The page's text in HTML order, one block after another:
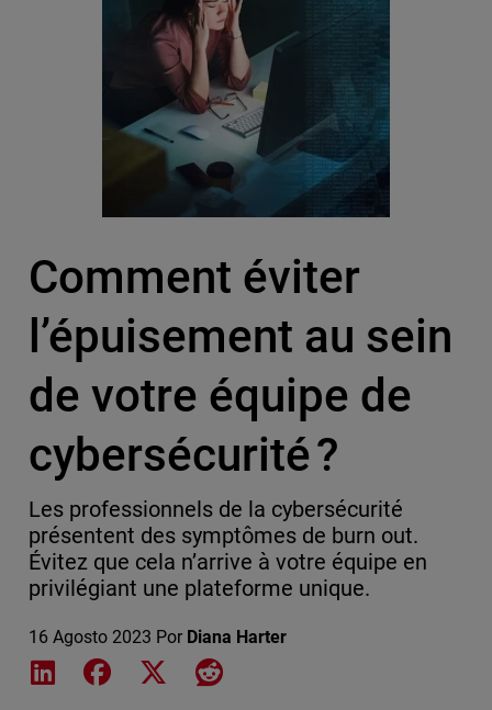
Comment éviter
l’épuisement au sein
de votre équipe de
cybersécurité ?
Les professionnels de la cybersécurité
présentent des symptômes de burn out.
Évitez que cela n’arrive à votre équipe en
privilégiant une plateforme unique.
16 Agosto 2023 Por Diana Harter
Share on LinkedIn
Share on Facebook
Share on XShare on Reddit